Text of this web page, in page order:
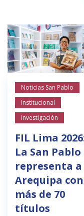
Noticias San Pablo
Institucional
Investigación
FIL Lima
La San Pablo
representa a
Arequipa con
más de 70
títulos